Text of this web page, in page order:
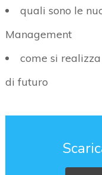
quali sono le
Management
come si
di futuro